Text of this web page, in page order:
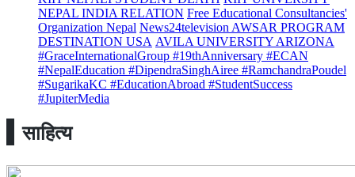
NEPAL INDIA RELATION Free Educational Consultancies'
Organization Nepal News24television AWSAR PROGRAM
DESTINATION USA AVILA UNIVERSITY ARIZONA
#GraceInternationalGroup #19thAnniversary #ECAN
#NepalEducation #DipendraSinghAiree #RamchandraPoudel
#SugarikaKC #EducationAbroad #StudentSuccess
#JupiterMedia
साहित्य